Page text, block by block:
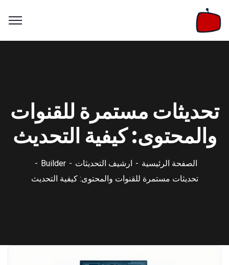
تحديثات مستمرة للقنوات
والمحتوى: كيفية التحديث
الصفحة الرئيسية ارشيف التحديثات
Builder
تحديثات مستمرة للقنوات والمحتوى: كيفية التحديث